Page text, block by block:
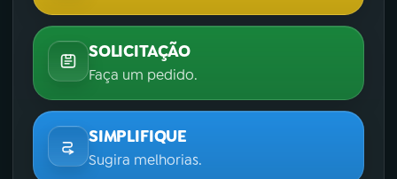
SOLICITAÇÃO
Faça um pedido.
SIMPLIFIQUE
Sugira melhorias.